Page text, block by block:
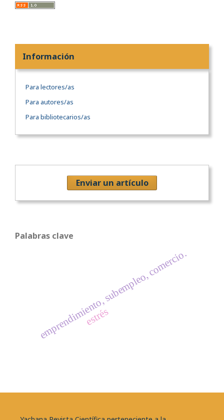
Información
Para lectores/as
Para autores/as
Para bibliotecarios/as
Enviar un artículo
Palabras clave
estrés
emprendimiento, subempleo, comercio.